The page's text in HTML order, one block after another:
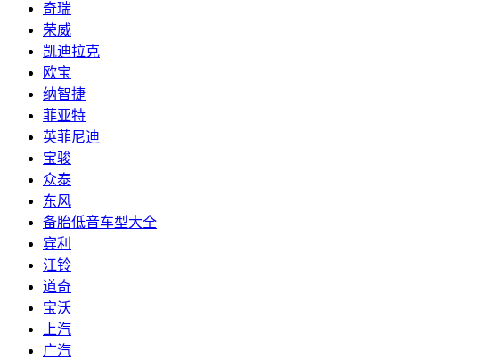
奇瑞
荣威
凯迪拉克
欧宝
纳智捷
菲亚特
英菲尼迪
宝骏
众泰
东风
备胎低音车型大全
宾利
江铃
道奇
宝沃
上汽
广汽